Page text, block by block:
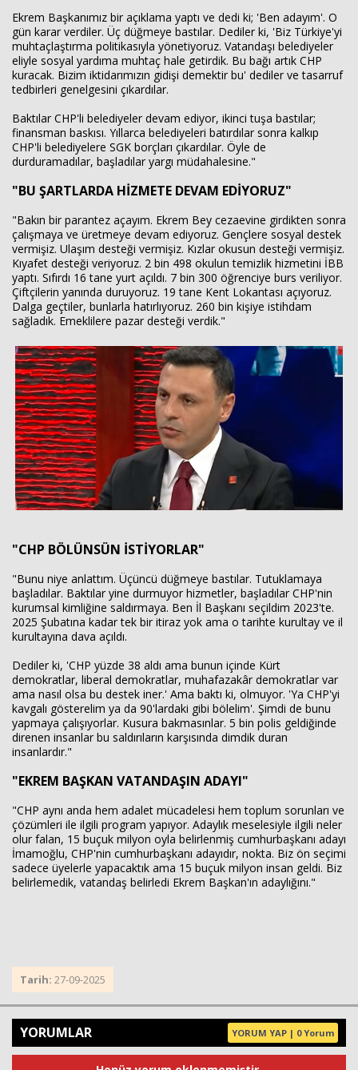
Ekrem Başkanımız bir açıklama yaptı ve dedi ki; 'Ben adayım'. O
gün karar verdiler. Üç düğmeye bastılar. Dediler ki, 'Biz Türkiye'yi
muhtaçlaştırma politikasıyla yönetiyoruz. Vatandaşı belediyeler
eliyle sosyal yardıma muhtaç hale getirdik. Bu bağı artık CHP
kuracak. Bizim iktidarımızın gidişi demektir bu' dediler ve tasarruf
tedbirleri genelgesini çıkardılar.
Baktılar CHP'li belediyeler devam ediyor, ikinci tuşa bastılar;
finansman baskısı. Yıllarca belediyeleri batırdılar sonra kalkıp
CHP'li belediyelere SGK borçları çıkardılar. Öyle de
durduramadılar, başladılar yargı müdahalesine."
"BU ŞARTLARDA HİZMETE DEVAM EDİYORUZ"
"Bakın bir parantez açayım. Ekrem Bey cezaevine girdikten sonra
çalışmaya ve üretmeye devam ediyoruz. Gençlere sosyal destek
vermişiz. Ulaşım desteği vermişiz. Kızlar okusun desteği vermişiz.
Kıyafet desteği veriyoruz. 2 bin 498 okulun temizlik hizmetini İBB
yaptı. Sıfırdı 16 tane yurt açıldı. 7 bin 300 öğrenciye burs veriliyor.
Çiftçilerin yanında duruyoruz. 19 tane Kent Lokantası açıyoruz.
Dalga geçtiler, bunlarla hatırlıyoruz. 260 bin kişiye istihdam
sağladık. Emeklilere pazar desteği verdik."
"CHP BÖLÜNSÜN İSTİYORLAR"
"Bunu niye anlattım. Üçüncü düğmeye bastılar. Tutuklamaya
başladılar. Baktılar yine durmuyor hizmetler, başladılar CHP'nin
kurumsal kimliğine saldırmaya. Ben İl Başkanı seçildim 2023'te.
2025 Şubatına kadar tek bir itiraz yok ama o tarihte kurultay ve il
kurultayına dava açıldı.
Dediler ki, 'CHP yüzde 38 aldı ama bunun içinde Kürt
demokratlar, liberal demokratlar, muhafazakâr demokratlar var
ama nasıl olsa bu destek iner.' Ama baktı ki, olmuyor. 'Ya CHP'yi
kavgalı gösterelim ya da 90'lardaki gibi bölelim'. Şimdi de bunu
yapmaya çalışıyorlar. Kusura bakmasınlar. 5 bin polis geldiğinde
direnen insanlar bu saldırıların karşısında dimdik duran
insanlardır."
"EKREM BAŞKAN VATANDAŞIN ADAYI"
"CHP aynı anda hem adalet mücadelesi hem toplum sorunları ve
çözümleri ile ilgili program yapıyor. Adaylık meselesiyle ilgili neler
olur falan, 15 buçuk milyon oyla belirlenmiş cumhurbaşkanı adayı
İmamoğlu, CHP'nin cumhurbaşkanı adayıdır, nokta. Biz ön seçimi
sadece üyelerle yapacaktık ama 15 buçuk milyon insan geldi. Biz
belirlemedik, vatandaş belirledi Ekrem Başkan'ın adaylığını."
Tarih: 27-09-2025
YORUMLAR YORUM YAP | 0 Yorum